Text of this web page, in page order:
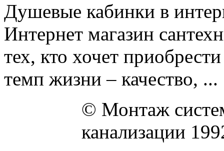
Душевые кабинки в
Интернет магазин
тех, кто хочет
темп жизни – качество, ...
© Монтаж
канализации